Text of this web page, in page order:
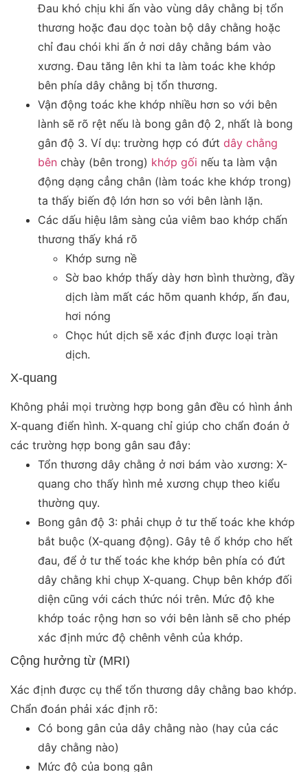
Đau khó chịu khi ấn vào vùng dây chằng bị tổn
thương hoặc đau dọc toàn bộ dây chằng hoặc
chỉ đau chói khi ấn ở nơi dây chằng bám vào
xương. Đau tăng lên khi ta làm toác khe khớp
bên phía dây chằng bị tổn thương.
Vận động toác khe khớp nhiều hơn so với bên
lành sẽ rõ rệt nếu là bong gân độ 2, nhất là bong
gân độ 3. Ví dụ: trường hợp có đứt dây chằng
bên chày (bên trong) khớp gối nếu ta làm vận
động dạng cẳng chân (làm toác khe khớp trong)
ta thấy biến độ lớn hơn so với bên lành lặn.
Các dấu hiệu lâm sàng của viêm bao khớp chấn
thương thấy khá rõ
Khớp sưng nề
Sờ bao khớp thấy dày hơn bình thường, đầy
dịch làm mất các hõm quanh khớp, ấn đau,
hơi nóng
Chọc hút dịch sẽ xác định được loại tràn
dịch.
X-quang
Không phải mọi trường hợp bong gân đều có hình ảnh
X-quang điển hình. X-quang chỉ giúp cho chẩn đoán ở
các trường hợp bong gân sau đây:
Tổn thương dây chằng ở nơi bám vào xương: X-
quang cho thấy hình mẻ xương chụp theo kiểu
thường quy.
Bong gân độ 3: phải chụp ở tư thế toác khe khớp
bắt buộc (X-quang động). Gây tê ổ khớp cho hết
đau, để ở tư thế toác khe khớp bên phía có đứt
dây chằng khi chụp X-quang. Chụp bên khớp đối
diện cũng với cách thức nói trên. Mức độ khe
khớp toác rộng hơn so với bên lành sẽ cho phép
xác định mức độ chênh vênh của khớp.
Cộng hưởng từ (MRI)
Xác định được cụ thể tổn thương dây chằng bao khớp.
Chẩn đoán phải xác định rõ:
Có bong gân của dây chằng nào (hay của các
dây chằng nào)
Mức độ của bong gân